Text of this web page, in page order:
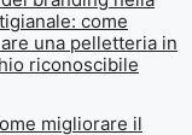
come
una pelletteria in
riconoscibile
migliorare il